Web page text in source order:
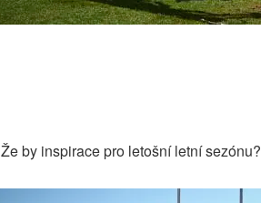
Že by inspirace pro letošní letní sezónu?